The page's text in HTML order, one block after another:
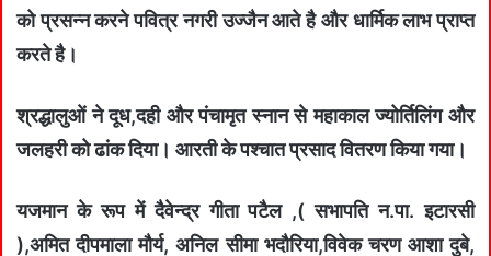
को प्रसन्न करने पवित्र नगरी उज्जैन आते है और धार्मिक लाभ प्राप्त
करते है।
श्रद्धालुओं ने दूध,दही और पंचामृत स्नान से महाकाल ज्योर्तिलिंग और
जलहरी को ढांक दिया। आरती के पश्चात प्रसाद वितरण किया गया।
यजमान के रूप में दैवेन्द्र गीता पटैल ,( सभापति न.पा. इटारसी
),अमित दीपमाला मौर्य, अनिल सीमा भदौरिया,विवेक चरण आशा दुबे,